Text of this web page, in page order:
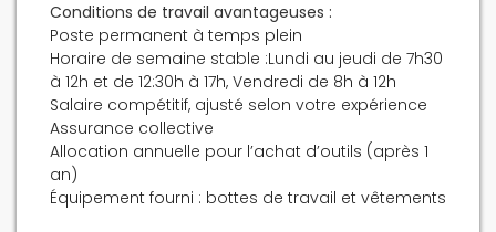
Conditions de travail avantageuses :
Poste permanent à temps plein
Horaire de semaine stable :Lundi au jeudi de 7h30
à 12h et de 12:30h à 17h, Vendredi de 8h à 12h
Salaire compétitif, ajusté selon votre expérience
Assurance collective
Allocation annuelle pour l’achat d’outils (après 1
an)
Équipement fourni : bottes de travail et vêtements